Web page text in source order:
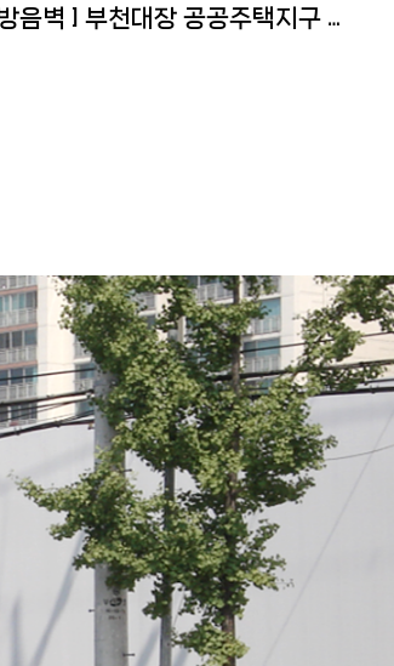
[ TEC 가설방음벽 ] 부천대장 공공주택지구 시공현장